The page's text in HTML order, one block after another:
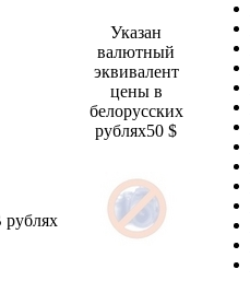
Указан
валютный
эквивалент
цены в
белорусских
рублях50 $